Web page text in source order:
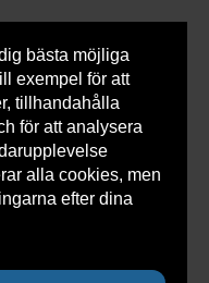
bästa möjliga
exempel för att
tillhandahålla
för att analysera
alla cookies, men
efter dina
Snabborder
>
Utgången produkt